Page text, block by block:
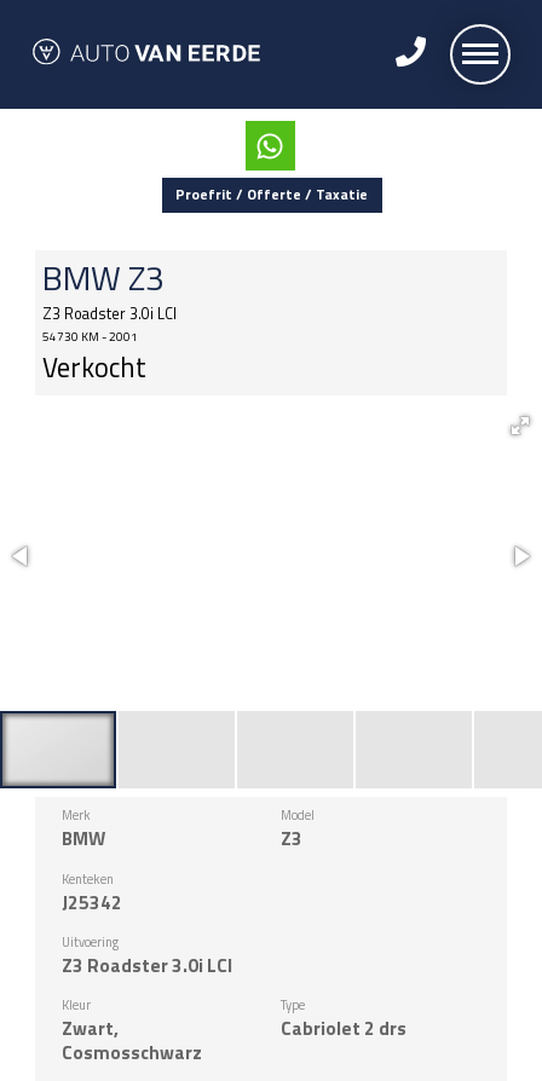
Proefrit / Offerte / Taxatie
BMWZ3
Z3 Roadster 3.0i LCI
54730 KM - 2001
Verkocht
Merk
BMW
Model
Z3
Kenteken
J25342
Uitvoering
Z3 Roadster 3.0i LCI
Kleur
Zwart,
Cosmosschwarz
Type
Cabriolet 2 drs